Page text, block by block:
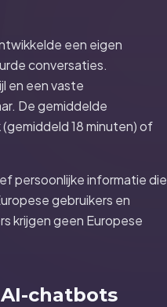
een eigen
conversaties.
en een vaste
De gemiddelde
18 minuten) of
persoonlijke informatie die
gebruikers en
krijgen geen Europese
chatbots